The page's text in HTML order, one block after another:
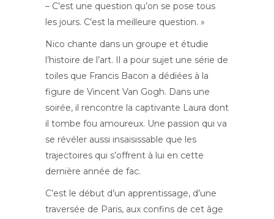
– C’est une question qu’on se pose tous
les jours. C’est la meilleure question. »
Nico chante dans un groupe et étudie
l’histoire de l’art. Il a pour sujet une série de
toiles que Francis Bacon a dédiées à la
figure de Vincent Van Gogh. Dans une
soirée, il rencontre la captivante Laura dont
il tombe fou amoureux. Une passion qui va
se révéler aussi insaisissable que les
trajectoires qui s’offrent à lui en cette
dernière année de fac.
C’est le début d’un apprentissage, d’une
traversée de Paris, aux confins de cet âge